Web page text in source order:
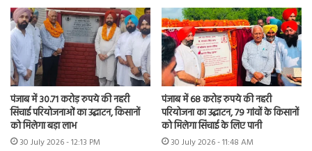
पंजाब में 30.71 करोड़ रुपये की नहरी
सिंचाई परियोजनाओं का उद्घाटन, किसानों
को मिलेगा बड़ा लाभ
30 July 2026 - 12:13 PM
पंजाब में 68 करोड़ रुपये की नहरी
परियोजना का उद्घाटन, 79 गांवों के किसानों
को मिलेगा सिंचाई के लिए पानी
30 July 2026 - 11:48 AM